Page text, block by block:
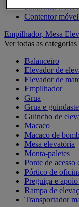
Contentor
Contentor
Empilhador, Mesa
Ver todas as categorias
Balanceiro
Elevador de
Elevador de
Empilhador
Grua
Grua e
Guincho de
Macaco
Macaco de
Mesa elevatória
Monta-paletes
Ponte de acesso
Pórtico de
Preguiça e
Rampa de
Transportador